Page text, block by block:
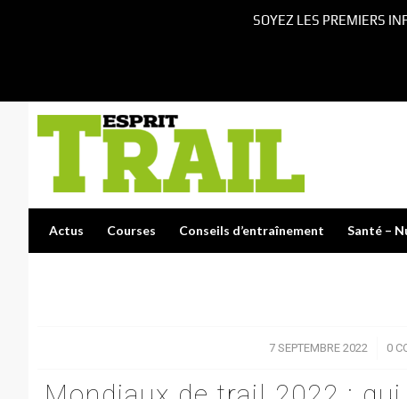
Actus Courses Conseils d’entraînement Santé –
7 SEPTEMBRE 2022
/ 0
SOYEZ LES PREMIERS